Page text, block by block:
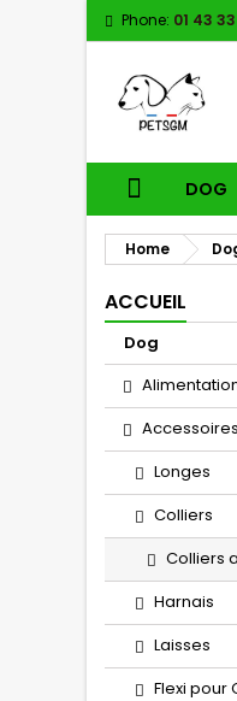
Phone: 01 43
DOG
Home
ACCUEIL
Dog
Accessoires
Longes
Colliers
Colliers
Harnais
Laisses
Flexi pour